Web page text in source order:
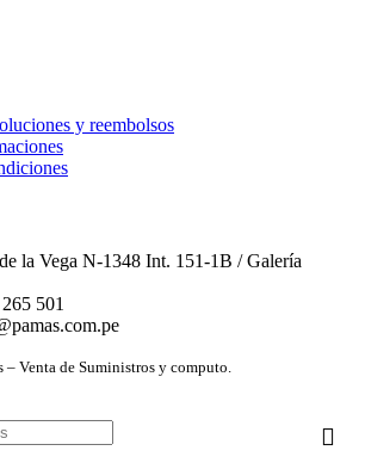
y reembolsos
la Vega N-1348 Int. 151-1B / Galería
501
Venta de Suministros y computo.